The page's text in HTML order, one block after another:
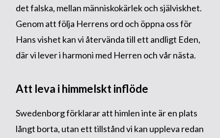
det falska, mellan människokärlek och själviskhet.
Genom att följa Herrens ord och öppna oss för
Hans vishet kan vi återvända till ett andligt Eden,
där vi lever i harmoni med Herren och vår nästa.
Att leva i himmelskt inflöde
Swedenborg förklarar att himlen inte är en plats
långt borta, utan ett tillstånd vi kan uppleva redan